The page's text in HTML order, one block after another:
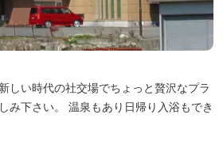
しい時代の社交場でちょっと贅沢なプラ
み下さい。 温泉もあり日帰り入浴もでき